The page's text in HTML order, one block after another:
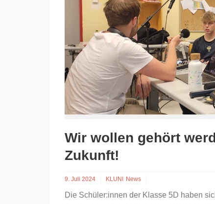
Wir wollen gehört
Zukunft!
9. Juli 2024 KLUNI News
Die Schüler:innen der Klasse 5D haben